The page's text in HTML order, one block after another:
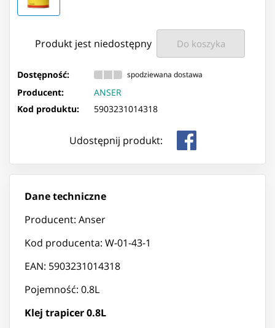
Produkt jest niedostępny Do koszyka
Dostępność: spodziewana dostawa
Producent:
ANSER
Kod produktu:
5903231014318
Udostępnij produkt:
Dane techniczne
Producent: Anser
Kod producenta: W-01-43-1
EAN: 5903231014318
Pojemność: 0.8L
Klej trapicer 0.8L